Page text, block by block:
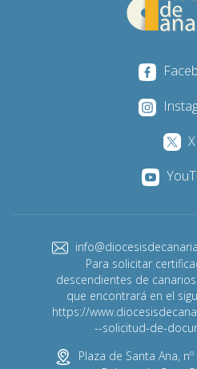
X
Para solicitar
descendientes de
que encontrará en el
https://
--solicitud-de-
Plaza de Santa Ana,